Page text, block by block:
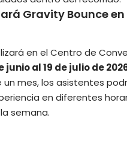
Gravity Bounce en
en el Centro de
junio al 19 de julio de
un mes, los asistentes
en diferentes
semana.